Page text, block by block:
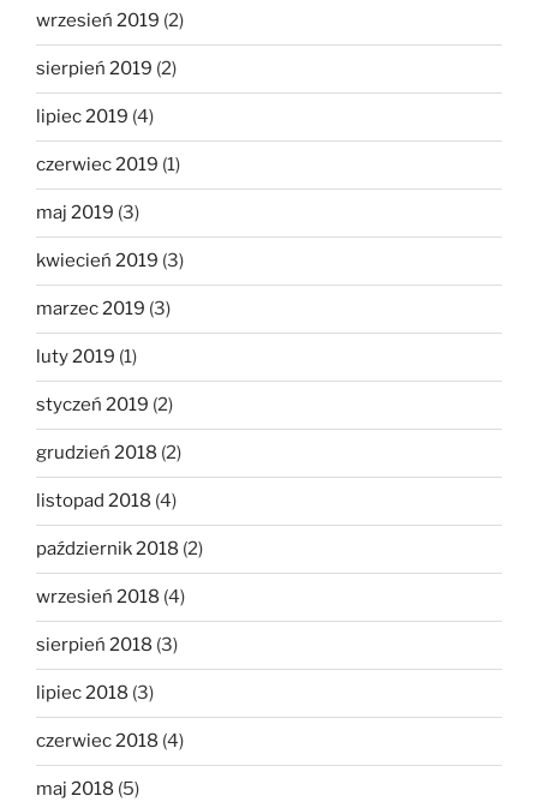
wrzesień 2019 (2)
sierpień 2019 (2)
lipiec 2019 (4)
czerwiec 2019 (1)
maj 2019 (3)
kwiecień 2019 (3)
marzec 2019 (3)
luty 2019 (1)
styczeń 2019 (2)
grudzień 2018 (2)
listopad 2018 (4)
październik 2018 (2)
wrzesień 2018 (4)
sierpień 2018 (3)
lipiec 2018 (3)
czerwiec 2018 (4)
maj 2018 (5)